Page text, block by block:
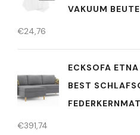
VAKUUM
€24,76
ECKSOFA
BEST
€391,74